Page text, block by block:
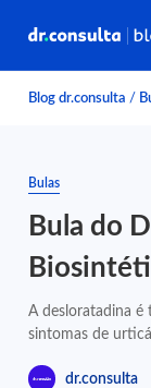
Blog dr.consulta /
Bulas
Bula do
A desloratadina é
sintomas de
dr.consulta